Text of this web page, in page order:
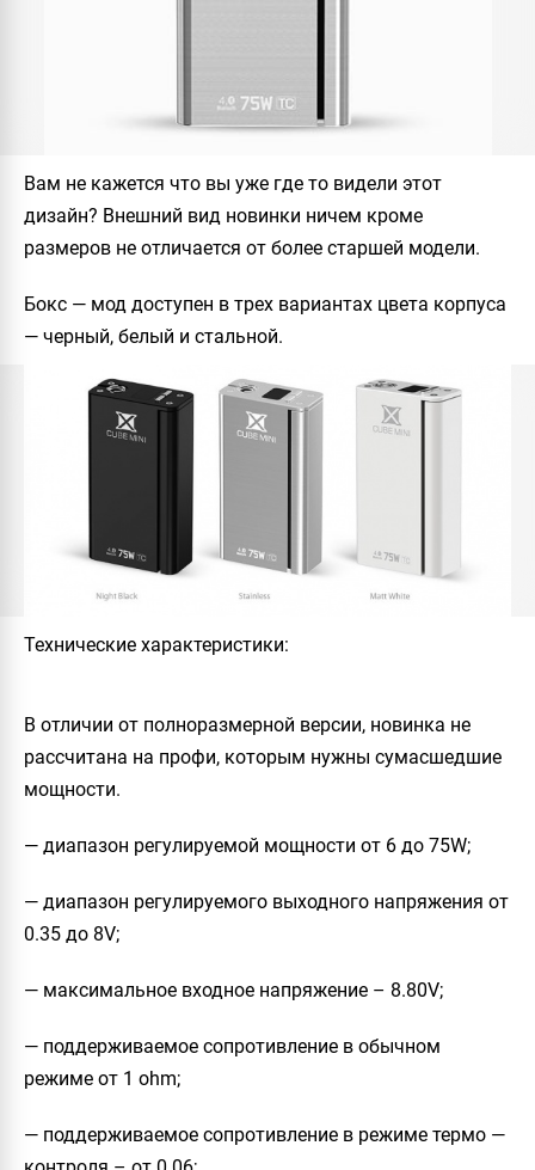
Вам не кажется что вы уже где то видели этот
дизайн? Внешний вид новинки ничем кроме
размеров не отличается от более старшей модели.
Бокс — мод доступен в трех вариантах цвета корпуса
— черный, белый и стальной.
Технические характеристики:
В отличии от полноразмерной версии, новинка не
рассчитана на профи, которым нужны сумасшедшие
мощности.
— диапазон регулируемой мощности от 6 до 75W;
— диапазон регулируемого выходного напряжения от
0.35 до 8V;
— максимальное входное напряжение – 8.80V;
— поддерживаемое сопротивление в обычном
режиме от 1 ohm;
— поддерживаемое сопротивление в режиме термо —